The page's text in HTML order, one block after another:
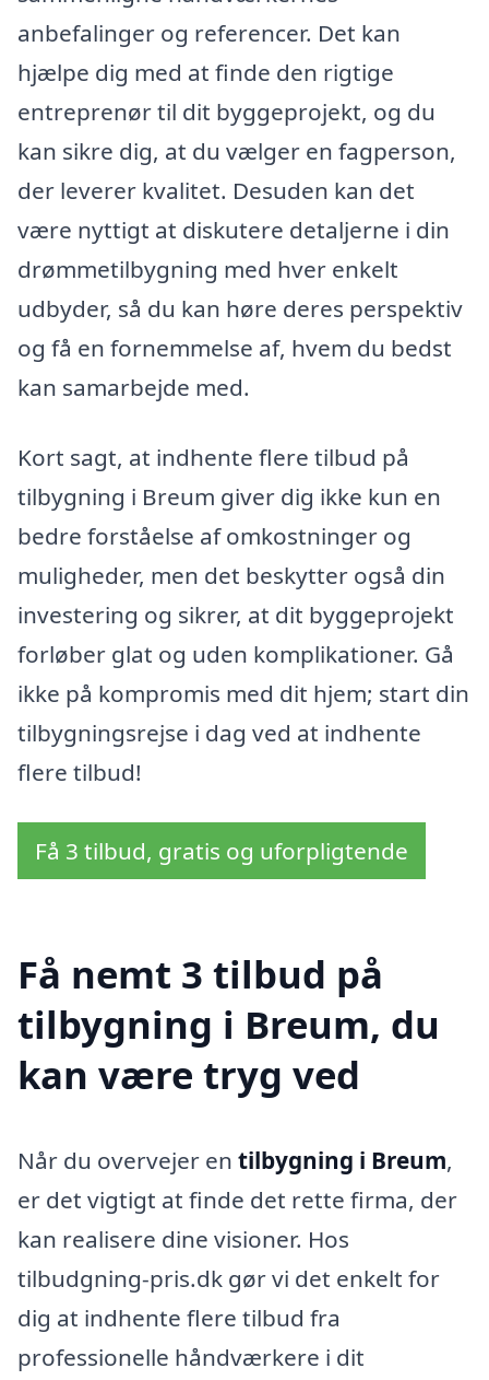
anbefalinger og referencer. Det kan
hjælpe dig med at finde den rigtige
entreprenør til dit byggeprojekt, og du
kan sikre dig, at du vælger en fagperson,
der leverer kvalitet. Desuden kan det
være nyttigt at diskutere detaljerne i din
drømmetilbygning med hver enkelt
udbyder, så du kan høre deres perspektiv
og få en fornemmelse af, hvem du bedst
kan samarbejde med.
Kort sagt, at indhente flere tilbud på
tilbygning i Breum giver dig ikke kun en
bedre forståelse af omkostninger og
muligheder, men det beskytter også din
investering og sikrer, at dit byggeprojekt
forløber glat og uden komplikationer. Gå
ikke på kompromis med dit hjem; start din
tilbygningsrejse i dag ved at indhente
flere tilbud!
Få 3 tilbud, gratis og uforpligtende
Få nemt 3 tilbud på
tilbygning i Breum, du
kan være tryg ved
Når du overvejer en tilbygning i Breum,
er det vigtigt at finde det rette firma, der
kan realisere dine visioner. Hos
tilbudgning-pris.dk gør vi det enkelt for
dig at indhente flere tilbud fra
professionelle håndværkere i dit